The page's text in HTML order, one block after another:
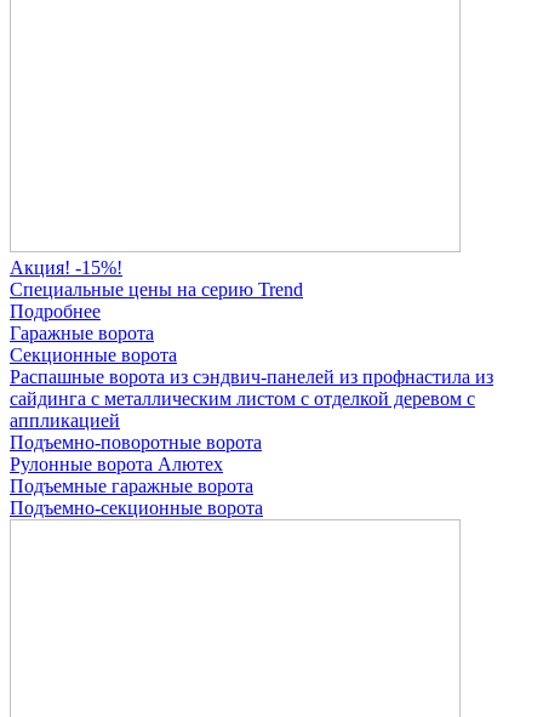
Акция! -15%!
Специальные цены на серию Trend
Подробнее
Гаражные ворота
Секционные ворота
Распашные ворота из сэндвич-панелей из профнастила из
сайдинга с металлическим листом с отделкой деревом с
аппликацией
Подъемно-поворотные ворота
Рулонные ворота Алютех
Подъемные гаражные ворота
Подъемно-секционные ворота